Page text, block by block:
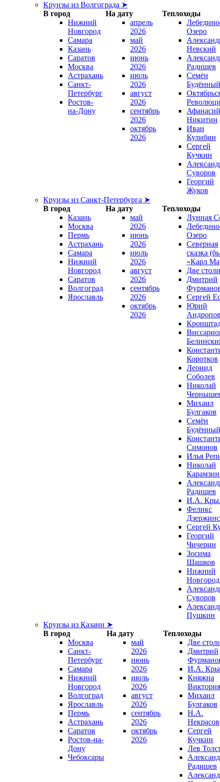
Круизы из Волгограда ➤
В город
На дату
Теплоходы
Нижний
Новгород
Самара
Казань
Саратов
Москва
Астрахань
Санкт-
Петербург
Ростов-
на-Дону
апрель
2026
май
2026
июнь
2026
июль
2026
август
2026
сентябрь
2026
октябрь
2026
Озеро
Невский
Радищев
Семён
Будённый
Афанасий
Никитин
Иван
Кулибин
Сергей
Кучкин
Суворов
Георгий
Жуков
Круизы из Санкт-Петербурга ➤
В город
На дату
Теплоходы
Казань
Москва
Пермь
Астрахань
Самара
Нижний
Новгород
Саратов
Волгоград
Ярославль
май
2026
июнь
2026
июль
2026
август
2026
сентябрь
2026
октябрь
2026
Лунная
Озеро
Северная
сказка
«Карл
Две
Дмитрий
Сергей
Юрий
Коротков
Леонид
Соболев
Николай
Михаил
Булгаков
Семён
Будённый
Симонов
Илья
Николай
Карамзин
Радищев
И.А.
Феликс
Сергей
Георгий
Чичерин
Зосима
Шашков
Нижний
Новгород
Суворов
Пушкин
Круизы из Казани ➤
В город
На дату
Теплоходы
Москва
Санкт-
Петербург
Самара
Нижний
Новгород
Волгоград
Ярославль
Пермь
Астрахань
Саратов
Ростов-на-
Дону
Чебоксары
май
2026
июнь
2026
июль
2026
август
2026
сентябрь
2026
октябрь
2026
Две
Дмитрий
И.А.
Княжна
Виктория
Михаил
Булгаков
Н.А.
Некрасов
Сергей
Кучкин
Лев
Радищев